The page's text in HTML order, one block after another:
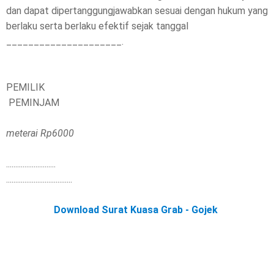
dan dapat dipertanggungjawabkan sesuai dengan hukum yang
berlaku serta berlaku efektif sejak tanggal
_____________________.
PEMILIK
PEMINJAM
meterai Rp6000
...........................
....................................
Download Surat Kuasa Grab - Gojek